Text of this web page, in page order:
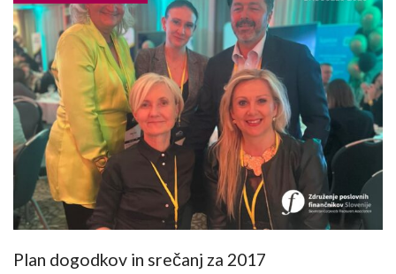
Plan dogodkov in srečanj za 2017